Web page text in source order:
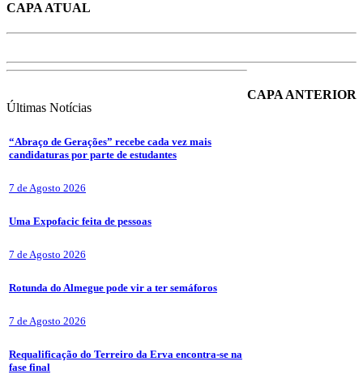
CAPA ATUAL
CAPA ANTERIOR
Últimas Notícias
“Abraço de Gerações” recebe cada vez mais
candidaturas por parte de estudantes
7 de Agosto 2026
Uma Expofacic feita de pessoas
7 de Agosto 2026
Rotunda do Almegue pode vir a ter semáforos
7 de Agosto 2026
Requalificação do Terreiro da Erva encontra-se na
fase final